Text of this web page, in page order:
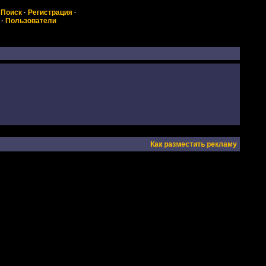
Поиск· Регистрация·
· Пользователи
Как разместить рекламу